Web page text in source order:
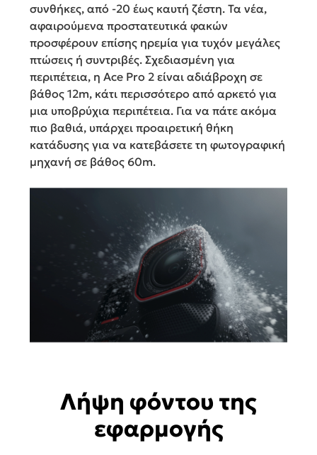
συνθήκες, από -20 έως καυτή ζέστη. Τα νέα,
αφαιρούμενα προστατευτικά φακών
προσφέρουν επίσης ηρεμία για τυχόν μεγάλες
πτώσεις ή συντριβές. Σχεδιασμένη για
περιπέτεια, η Ace Pro 2 είναι αδιάβροχη σε
βάθος 12m, κάτι περισσότερο από αρκετό για
μια υποβρύχια περιπέτεια. Για να πάτε ακόμα
πιο βαθιά, υπάρχει προαιρετική θήκη
κατάδυσης για να κατεβάσετε τη φωτογραφική
μηχανή σε βάθος 60m.
Λήψη φόντου της
εφαρμογής